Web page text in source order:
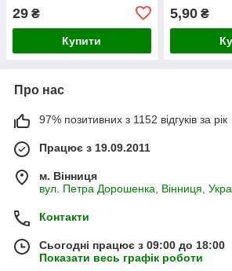
29 ₴
Купити
5,90₴
Про нас
97% позитивних з 1152 відгуків за рік
Працює з 19.09.2011
м. Вінниця
вул. Петра Дорошенка, Вінниця,
Контакти
Сьогодні працює з 09:00 до 18:00
Показати весь графік роботи